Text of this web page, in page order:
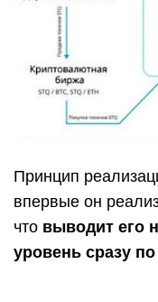
Принцип
впервые он
что выводит его
уровень сразу